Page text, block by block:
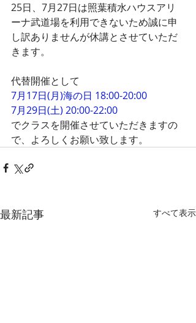
25日、7月27日は照葉積水ハウスアリ
ーナ武道場を利用できないため誠に申
し訳ありませんが休講とさせていただ
きます。
代替開催として
7月17日(月)海の日 18:00-20:00
7月29日(土) 20:00-22:00
でクラスを開催させていただきますの
で、よろしくお願い致します。
最新記事 すべて表示